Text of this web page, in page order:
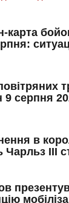
карта
9 серпня
в
Чарльз III